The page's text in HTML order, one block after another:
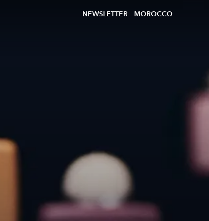
NEWSLETTER MOROCCO